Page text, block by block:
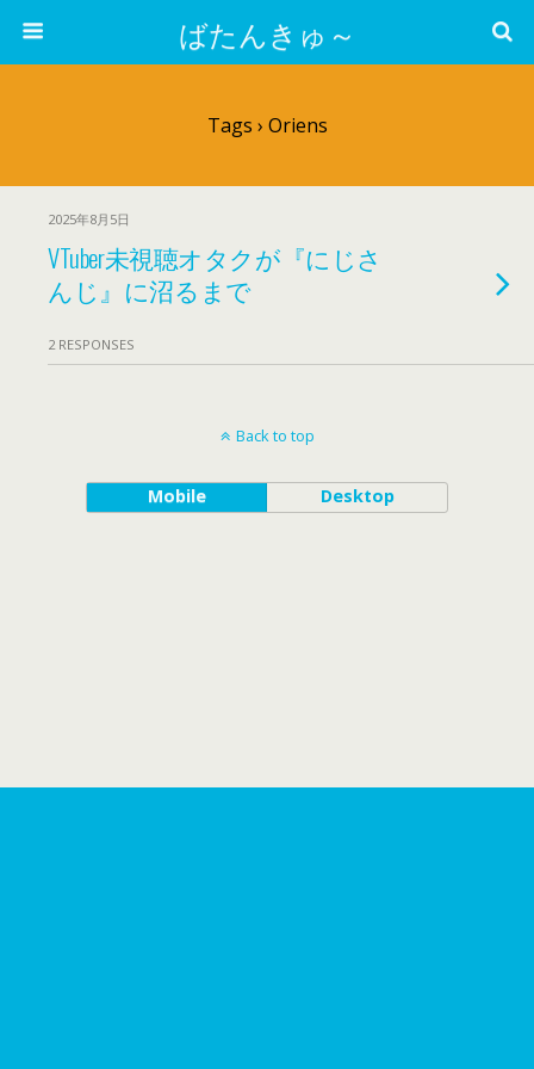
ばたんきゅ～
Tags › Oriens
2025年8月5日
VTuber未視聴オタクが『にじさ
んじ』に沼るまで
2 RESPONSES
Back to top
Mobile Desktop